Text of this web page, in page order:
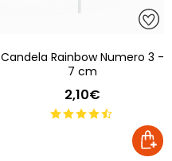
Candela Rainbow Numero 3 -
7 cm
2,10€